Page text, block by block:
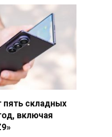
пять складных
включая